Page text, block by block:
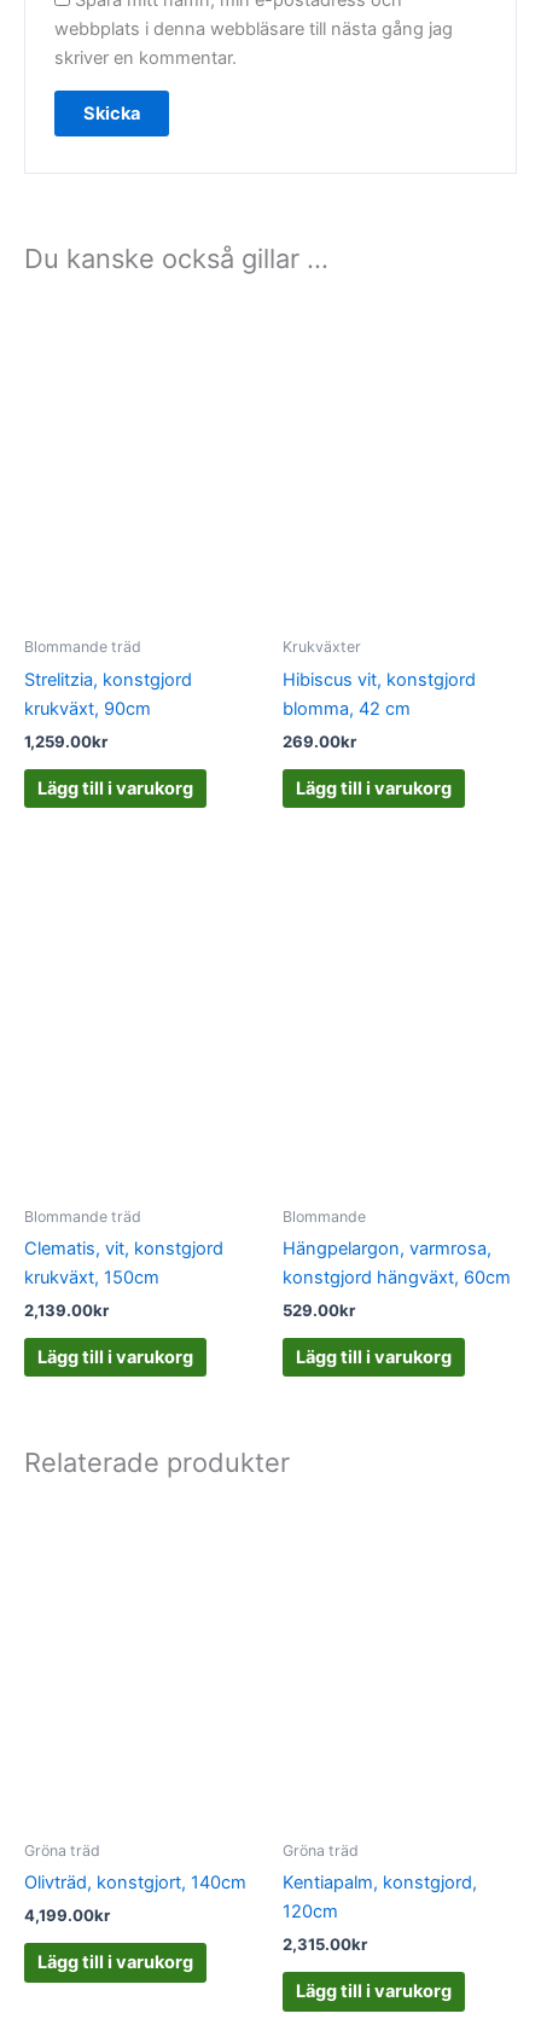
webbplats i denna webbläsare till nästa gång jag
skriver en kommentar.
Du kanske också gillar …
Blommande träd
Strelitzia, konstgjord
krukväxt, 90cm
1,259.00kr
Lägg till i varukorg
Krukväxter
Hibiscus vit, konstgjord
blomma, 42 cm
269.00kr
Lägg till i varukorg
Blommande träd
Clematis, vit, konstgjord
krukväxt, 150cm
2,139.00kr
Lägg till i varukorg
Blommande
Hängpelargon, varmrosa,
konstgjord hängväxt, 60cm
529.00kr
Lägg till i varukorg
Relaterade produkter
Gröna träd
Olivträd, konstgjort, 140cm
4,199.00kr
Lägg till i varukorg
Gröna träd
Kentiapalm, konstgjord,
120cm
2,315.00kr
Lägg till i varukorg